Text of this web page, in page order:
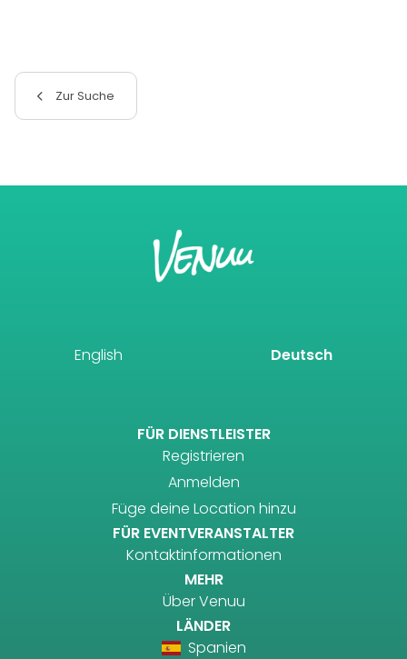
Zur Suche
English Deutsch
FÜR DIENSTLEISTER
Registrieren
Anmelden
Füge deine Location hinzu
FÜR EVENTVERANSTALTER
Kontaktinformationen
MEHR
Über Venuu
LÄNDER
Spanien